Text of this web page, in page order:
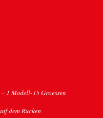
1 Modell-15 Groessen
dem Rücken